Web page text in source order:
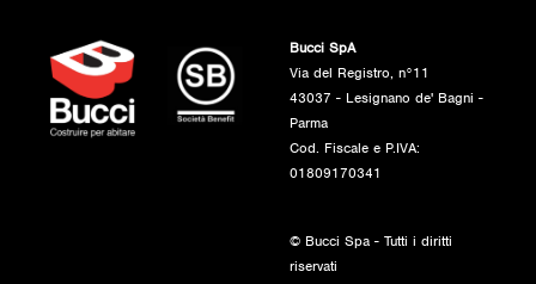
Bucci SpA
Via del Registro, n°11
43037 - Lesignano de' Bagni -
Parma
Cod. Fiscale e P.IVA:
01809170341
© Bucci Spa - Tutti i diritti
riservati